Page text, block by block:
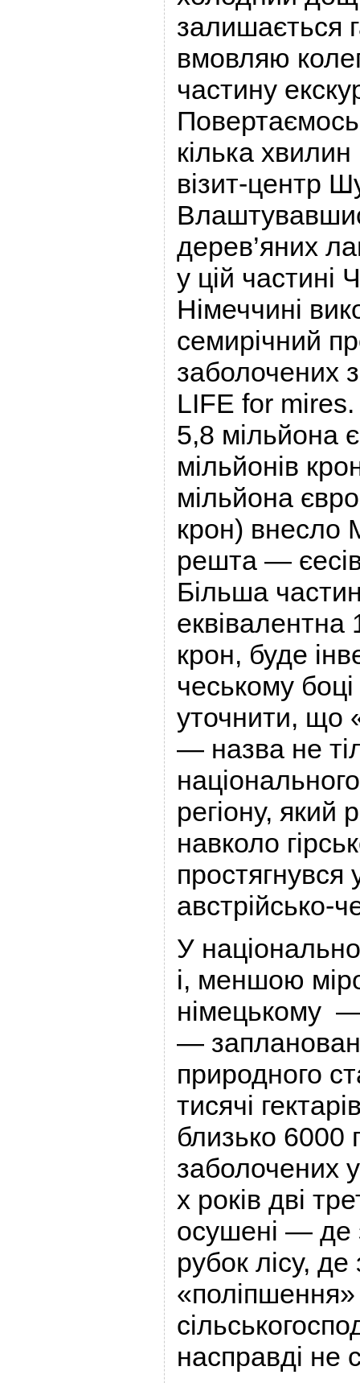
залишається
вмовляю
частину
Повертаємось
кілька
візит-центр
дерев’яних
у цій частині
Німеччині
семирічний
заболочених
LIFE for
5,8 мільйона
мільйонів
мільйона
крон) внесло
решта —
Більша
крон, буде
чеському
уточнити, що
— назва не
регіону, який
навколо
простягнувся
австрійсько-
У
і, меншою
німецькому
—
природного
тисячі
близько 6000
заболочених
х років дві
осушені — де
рубок лісу,
«поліпшення»
насправді не